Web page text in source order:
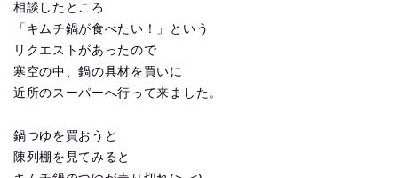
相談したところ
「キムチ鍋が食べたい！」という
リクエストがあったので
寒空の中、鍋の具材を買いに
近所のスーパーへ行って来ました。
鍋つゆを買おうと
陳列棚を見てみると